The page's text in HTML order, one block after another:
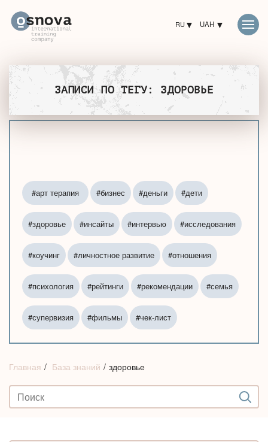
RU UAH
ЗАПИСИ ПО ТЕГУ: ЗДОРОВЬЕ
#арт терапия #бизнес #деньги #дети
#здоровье #инсайты #интервью #исследования
#коучинг #личностное развитие #отношения
#психология #рейтинги #рекомендации #семья
#супервизия #фильмы #чек-лист
Главная База знаний здоровье